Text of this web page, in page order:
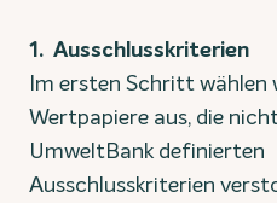
1. Ausschlusskriterien
Im ersten Schritt wählen
Wertpapiere aus, die
UmweltBank definierten
Ausschlusskriterien